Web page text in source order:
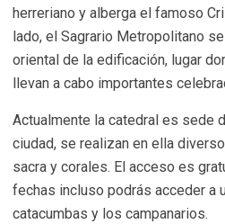
herreriano y alberga el famoso
lado, el Sagrario Metropolitano
oriental de la edificación, lugar
llevan a cabo importantes
Actualmente la catedral es sede
ciudad, se realizan en ella
sacra y corales. El acceso es
fechas incluso podrás acceder a
catacumbas y los campanarios.